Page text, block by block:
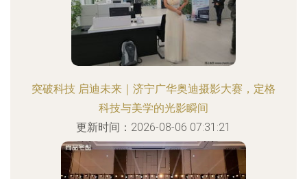
突破科技 启迪未来｜济宁广华奥迪摄影大赛，定格
科技与美学的光影瞬间
更新时间：2026-08-06 07:31:21